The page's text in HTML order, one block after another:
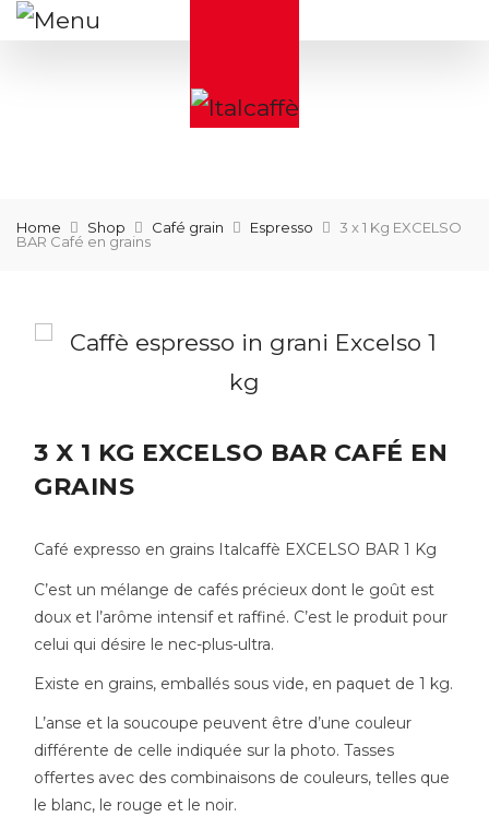
Home Shop Café grain Espresso
3 x 1 Kg EXCELSO
BAR Café en grains
3 X 1 KG EXCELSO BAR CAFÉ EN
GRAINS
Café expresso en grains Italcaffè EXCELSO BAR 1 Kg
C’est un mélange de cafés précieux dont le goût est
doux et l’arôme intensif et raffiné. C’est le produit pour
celui qui désire le nec-plus-ultra.
Existe en grains, emballés sous vide, en paquet de 1 kg.
L’anse et la soucoupe peuvent être d’une couleur
différente de celle indiquée sur la photo. Tasses
offertes avec des combinaisons de couleurs, telles que
le blanc, le rouge et le noir.